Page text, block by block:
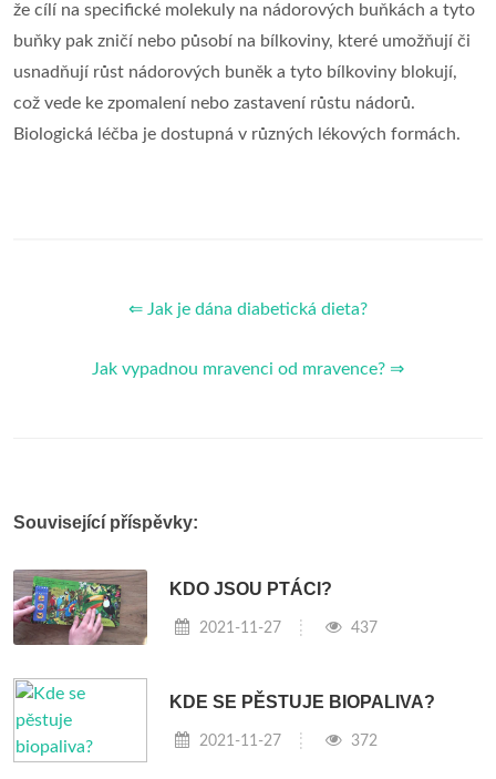
že cílí na specifické molekuly na nádorových buňkách a tyto
buňky pak zničí nebo působí na bílkoviny, které umožňují či
usnadňují růst nádorových buněk a tyto bílkoviny blokují,
což vede ke zpomalení nebo zastavení růstu nádorů.
Biologická léčba je dostupná v různých lékových formách.
⇐ Jak je dána diabetická dieta?
Jak vypadnou mravenci od mravence? ⇒
Související příspěvky:
KDO JSOU PTÁCI?
2021-11-27 437
KDE SE PĚSTUJE BIOPALIVA?
2021-11-27 372